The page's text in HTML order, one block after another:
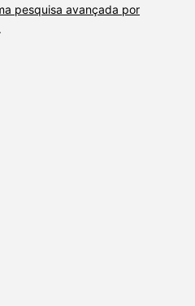
pesquisa avançada por